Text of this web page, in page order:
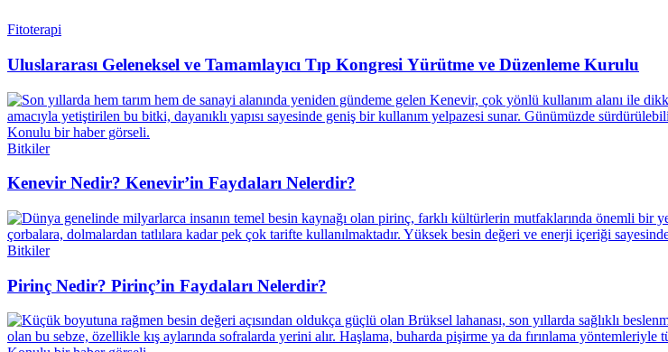
Fitoterapi
Uluslararası Geleneksel ve Tamamlayıcı Tıp Kongresi Yürütme ve Düzenleme Kurulu
Bitkiler
Kenevir Nedir? Kenevir’in Faydaları Nelerdir?
Bitkiler
Pirinç Nedir? Pirinç’in Faydaları Nelerdir?